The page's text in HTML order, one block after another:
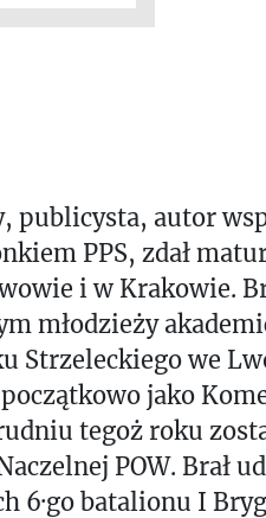
publicysta, autor
PPS, zdał
i w Krakowie.
młodzieży
Strzeleckiego we
początkowo jako
tegoż roku
POW. Brał
6·go batalionu I